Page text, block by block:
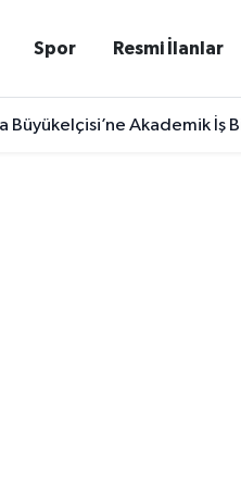
Spor Resmi İlanlar
Büyükelçisi’ne Akademik İş